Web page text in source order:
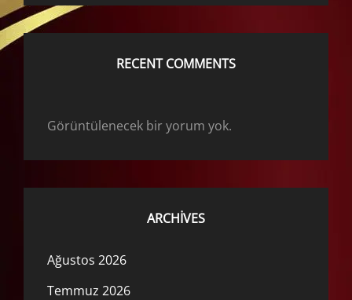
RECENT COMMENTS
Görüntülenecek bir yorum yok.
ARCHIVES
Ağustos 2026
Temmuz 2026